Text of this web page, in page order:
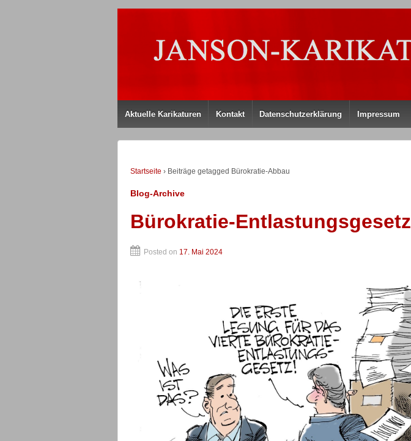
Aktuelle Karikaturen Kontakt Datenschutzerklärung Impressum
Startseite › Beiträge getagged Bürokratie-Abbau
Blog-Archive
Bürokratie-Entlastungsgesetz
Posted on 17. Mai 2024